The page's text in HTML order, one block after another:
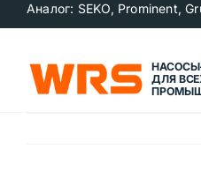
Аналог: SEKO, Prominent,
ДЛЯ